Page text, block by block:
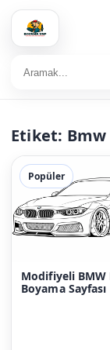
Etiket: Bmw
Popüler
Modifiyeli BMW
Boyama Sayfası